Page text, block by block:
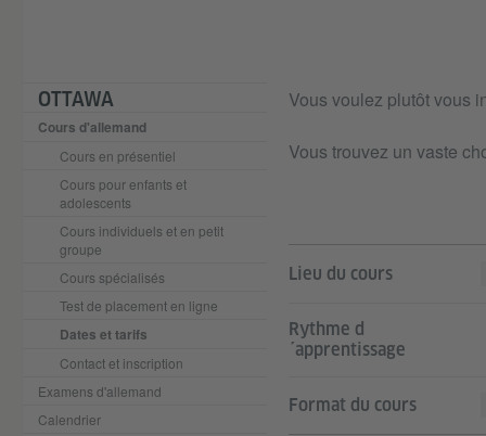
OTTAWA
Cours d'allemand
Cours en présentiel
Cours pour enfants et
adolescents
Cours individuels et en petit
groupe
Cours spécialisés
Test de placement en ligne
Dates et tarifs
Contact et inscription
Examens d'allemand
Calendrier
Vous voulez plutôt vous
Vous trouvez un vaste
Lieu du cours
Rythme d
´apprentissage
Format du cours